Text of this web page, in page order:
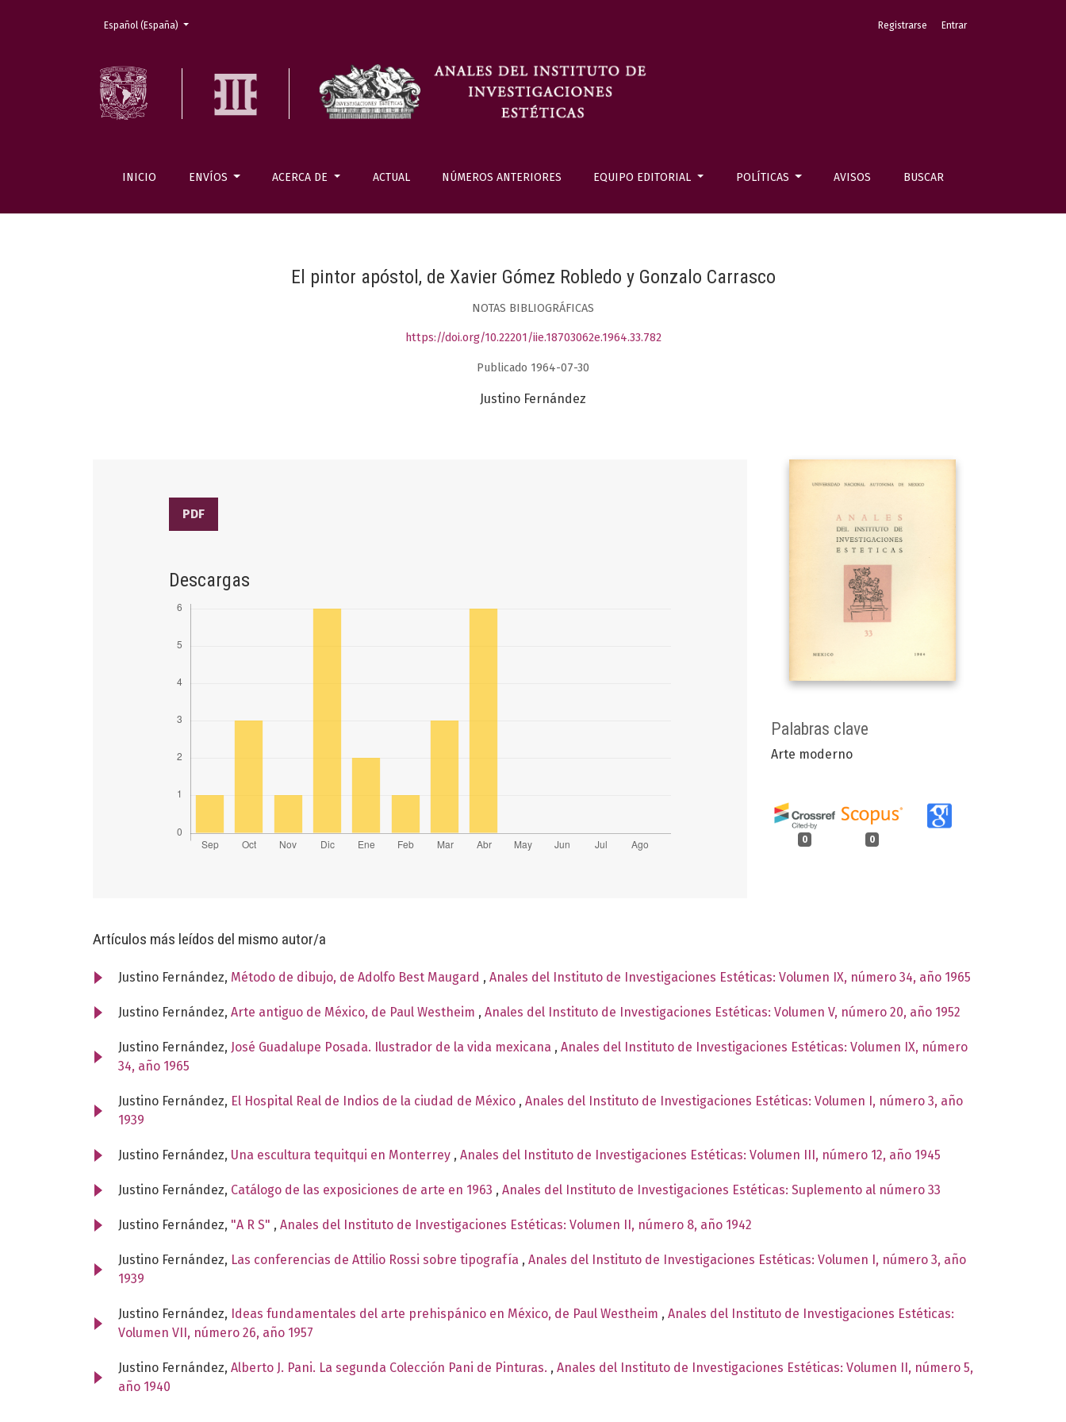
INICIO ENVÍOS ACERCA DE ACTUAL NÚMEROS ANTERIORES EQUIPO EDITORIAL POLÍTICAS AVISOS BUSCAR
Registrarse Entrar
Cambiar el idioma. El actual es:
Español (España)
El pintor apóstol, de Xavier Gómez Robledo y Gonzalo Carrasco
NOTAS BIBLIOGRÁFICAS
https://doi.org/10.22201/iie.18703062e.1964.33.782
Publicado 1964-07-30
Justino Fernández
Palabras clave
Arte moderno
0 0
PDF
Descargas
Artículos más leídos del mismo autor/a
Justino Fernández, Método de dibujo, de Adolfo Best Maugard , Anales del Instituto de Investigaciones Estéticas: Volumen IX, número 34, año 1965
Justino Fernández, Arte antiguo de México, de Paul Westheim , Anales del Instituto de Investigaciones Estéticas: Volumen V, número 20, año 1952
Justino Fernández, José Guadalupe Posada. Ilustrador de la vida mexicana , Anales del Instituto de Investigaciones Estéticas: Volumen IX, número
34, año 1965
Justino Fernández, El Hospital Real de Indios de la ciudad de México , Anales del Instituto de Investigaciones Estéticas: Volumen I, número 3, año
1939
Justino Fernández, Una escultura tequitqui en Monterrey , Anales del Instituto de Investigaciones Estéticas: Volumen III, número 12, año 1945
Justino Fernández, Catálogo de las exposiciones de arte en 1963 , Anales del Instituto de Investigaciones Estéticas: Suplemento al número 33
Justino Fernández, "A R S" , Anales del Instituto de Investigaciones Estéticas: Volumen II, número 8, año 1942
Justino Fernández, Las conferencias de Attilio Rossi sobre tipografía , Anales del Instituto de Investigaciones Estéticas: Volumen I, número 3, año
1939
Justino Fernández, Ideas fundamentales del arte prehispánico en México, de Paul Westheim , Anales del Instituto de Investigaciones Estéticas:
Volumen VII, número 26, año 1957
Justino Fernández, Alberto J. Pani. La segunda Colección Pani de Pinturas. , Anales del Instituto de Investigaciones Estéticas: Volumen II, número 5,
año 1940